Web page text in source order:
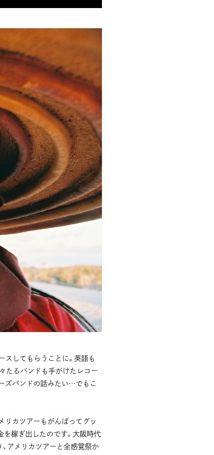
スしてもらうことに。英語も
たるバンドも手がけたレコー
ズバンドの話みたい…でもこ
リカツアーもがんばってグッ
を稼ぎ出したのです。大阪時代
アメリカツアーと全感覚祭か